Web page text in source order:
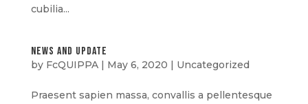
cubilia...
news and update
by FcQUIPPA| May 6, 2020 | Uncategorized
Praesent sapien massa, convallis a pellentesque